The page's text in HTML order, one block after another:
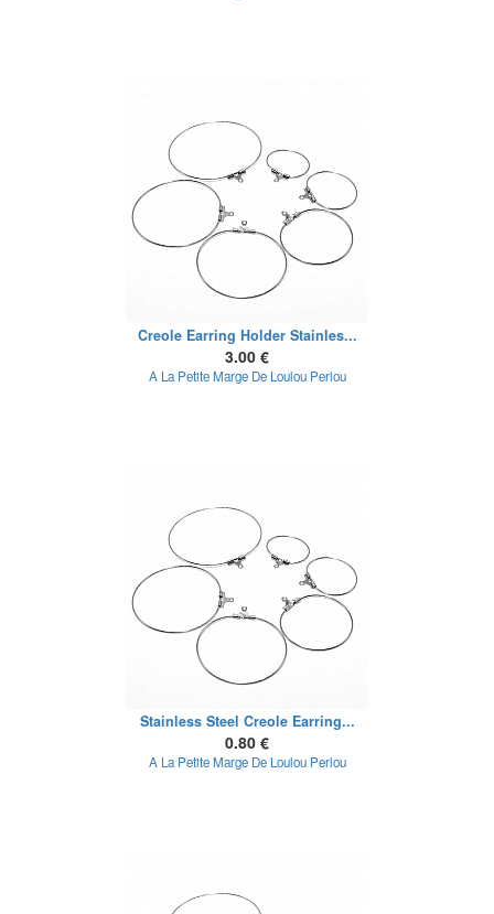
Creole Earring Holder Stainles...
3.00 €
A La Petite Marge De Loulou Perlou
Stainless Steel Creole Earring...
0.80 €
A La Petite Marge De Loulou Perlou